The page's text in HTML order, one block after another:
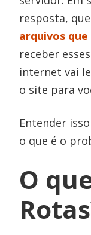
resposta,
arquivos
receber
internet vai
o site para
Entender
o que é o
O